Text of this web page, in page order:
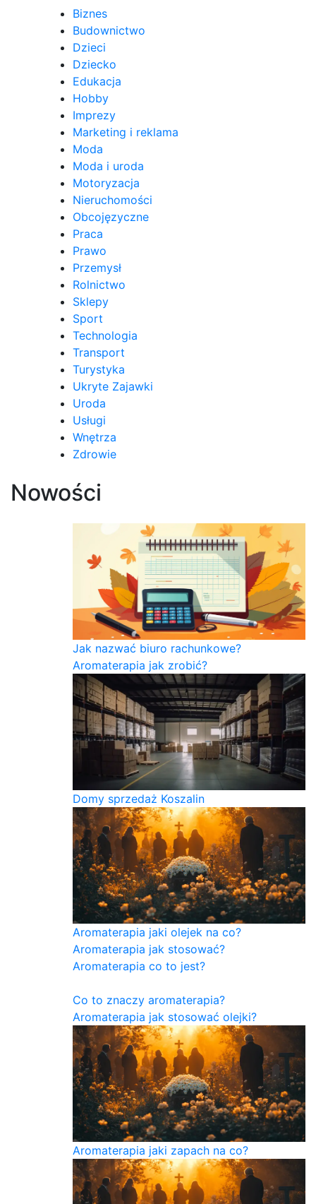
Biznes
Budownictwo
Dzieci
Dziecko
Edukacja
Hobby
Imprezy
Marketing i reklama
Moda
Moda i uroda
Motoryzacja
Nieruchomości
Obcojęzyczne
Praca
Prawo
Przemysł
Rolnictwo
Sklepy
Sport
Technologia
Transport
Turystyka
Ukryte Zajawki
Uroda
Usługi
Wnętrza
Zdrowie
Nowości
Jak nazwać biuro rachunkowe?
Aromaterapia jak zrobić?
Domy sprzedaż Koszalin
Aromaterapia jaki olejek na co?
Aromaterapia jak stosować?
Aromaterapia co to jest?
Co to znaczy aromaterapia?
Aromaterapia jak stosować olejki?
Aromaterapia jaki zapach na co?